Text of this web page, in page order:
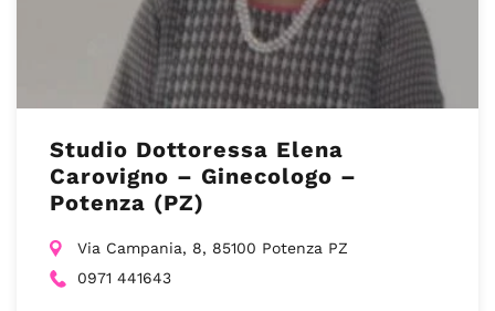
Studio Dottoressa Elena
Carovigno – Ginecologo –
Potenza (PZ)
Via Campania, 8, 85100 Potenza PZ
0971 441643